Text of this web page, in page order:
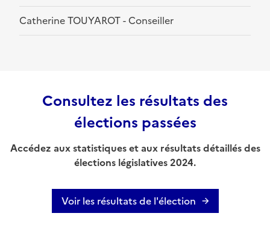
Catherine TOUYAROT - Conseiller
Consultez les résultats des
élections passées
Accédez aux statistiques et aux résultats détaillés des
élections législatives 2024.
Voir les résultats de l'élection